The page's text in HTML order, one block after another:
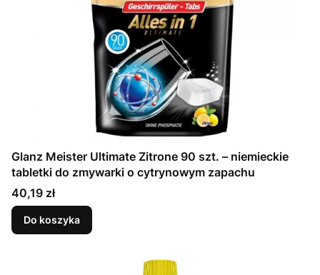
Glanz Meister Ultimate Zitrone 90 szt. – niemieckie
tabletki do zmywarki o cytrynowym zapachu
Cena
40,19 zł
Do koszyka